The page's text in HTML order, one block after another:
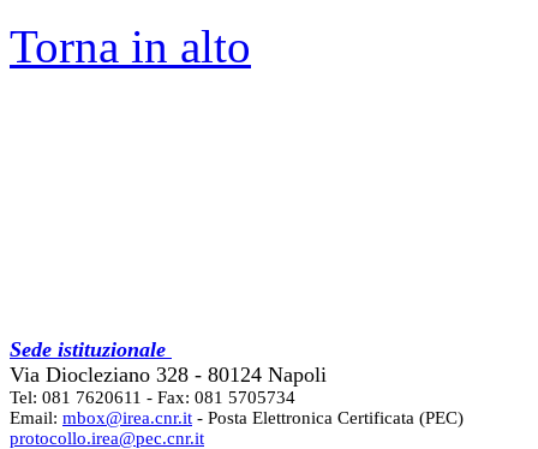
Torna in alto
Sede istituzionale
Via Diocleziano 328 - 80124 Napoli
Tel: 081 7620611 - Fax: 081 5705734
Email: mbox@irea.cnr.it - Posta Elettronica Certificata (PEC)
protocollo.irea@pec.cnr.it